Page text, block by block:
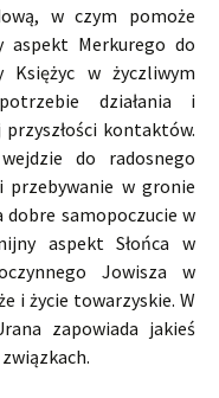
w czym pomoże
aspekt Merkurego do
w życzliwym
działania i
kontaktów.
do radosnego
przebywanie w gronie
samopoczucie w
aspekt Słońca w
Jowisza w
i życie towarzyskie. W
zapowiada jakieś